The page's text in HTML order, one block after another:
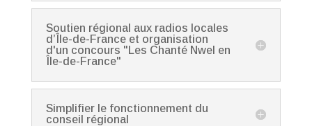
Soutien régional aux radios locales
d’Île-de-France et organisation
d'un concours "Les Chanté Nwel en
Île-de-France"
Simplifier le fonctionnement du
conseil régional